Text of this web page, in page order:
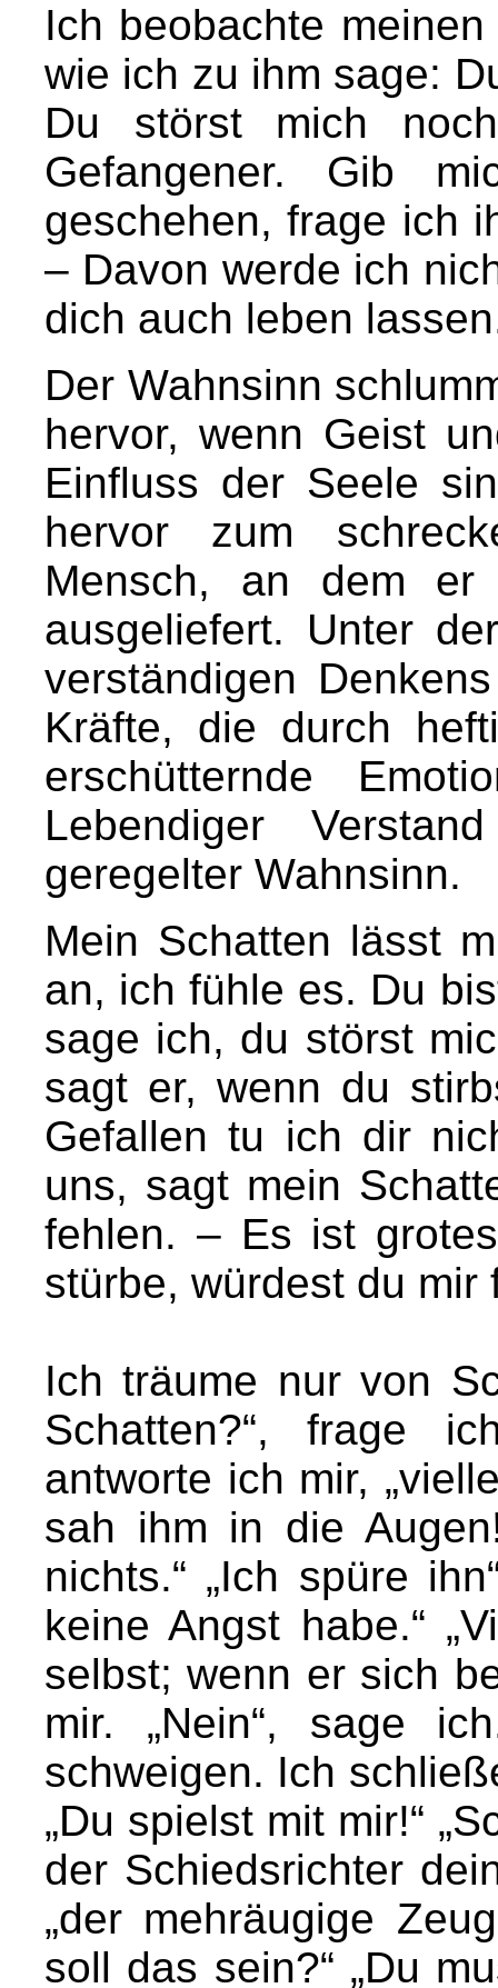
Ich beobachte
wie ich zu ihm sage:
Du störst mich
Gefangener. Gib
geschehen, frage ich
– Davon werde ich
dich auch leben
Der Wahnsinn
hervor, wenn Geist
Einfluss der Seele
hervor zum
Mensch, an dem
ausgeliefert. Unter
verständigen
Kräfte, die durch
erschütternde
Lebendiger
geregelter Wahnsinn.
Mein Schatten lässt
an, ich fühle es. Du
sage ich, du störst
sagt er, wenn du
Gefallen tu ich dir
uns, sagt mein
fehlen. – Es ist
stürbe, würdest du mir
Ich träume nur von
Schatten?“, frage
antworte ich mir,
sah ihm in die
nichts.“ „Ich spüre
keine Angst habe.“
selbst; wenn er sich
mir. „Nein“, sage
schweigen. Ich
„Du spielst mit mir!“
der Schiedsrichter
„der mehräugige
soll das sein?“ „Du